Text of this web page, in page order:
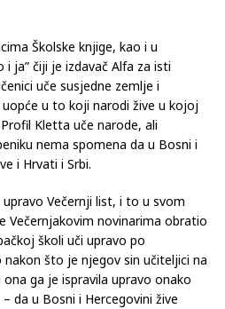
Školske knjige, kao i u
i ja” čiji je izdavač Alfa za isti
uče susjedne zemlje i
u to koji narodi žive u kojoj
Kletta uče narode, ali
nema spomena da u Bosni i
i Hrvati i Srbi.
Večernji list, i to u svom
Večernjakovim novinarima obratio
školi uči upravo po
što je njegov sin učiteljici na
ga je ispravila upravo onako
da u Bosni i Hercegovini žive